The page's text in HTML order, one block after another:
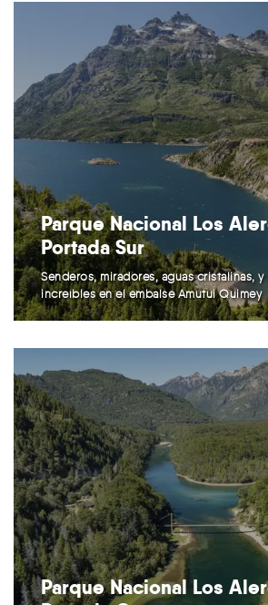
Parque Nacional Los
Portada Sur
Senderos, miradores, aguas cristalinas, y
increíbles en el embalse Amutui Quimey
Parque Nacional Los